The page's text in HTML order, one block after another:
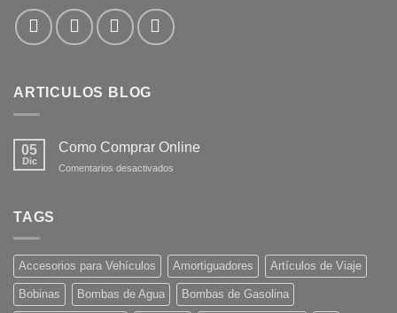
ARTICULOS BLOG
05
Dic
Como Comprar Online
Comentarios desactivados
TAGS
Accesorios para Vehículos Amortiguadores Artículos de Viaje
Bobinas Bombas de Agua Bombas de Gasolina